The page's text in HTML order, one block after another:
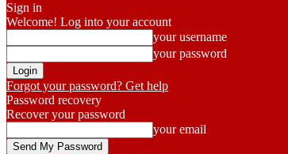
Sign in
Welcome! Log into your account
your username
your password
Forgot your password? Get help
Password recovery
Recover your password
your email